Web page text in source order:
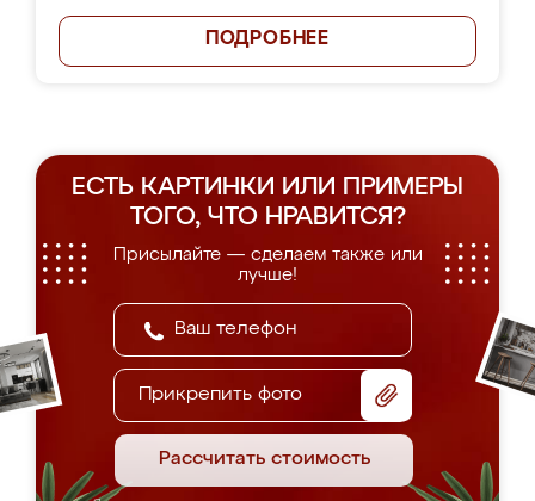
ПОДРОБНЕЕ
ЕСТЬ КАРТИНКИ ИЛИ ПРИМЕРЫ
ТОГО, ЧТО НРАВИТСЯ?
Присылайте — сделаем также или
лучше!
Прикрепить фото
Рассчитать стоимость